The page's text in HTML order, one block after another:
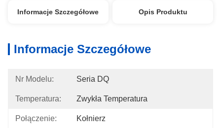
Informacje Szczegółowe Opis Produktu
Informacje Szczegółowe
Nr Modelu: Seria DQ
Temperatura: Zwykła Temperatura
Połączenie: Kołnierz